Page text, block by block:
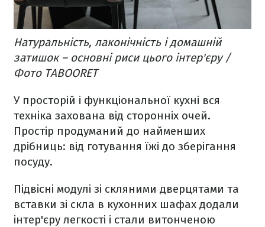
Натуральність, лаконічність і домашній
затишок – основні риси цього інтер'єру /
Фото TABOORET
У просторій і функціональної кухні вся
техніка захована від сторонніх очей.
Простір продуманий до найменших
дрібниць: від готування їжі до зберігання
посуду.
Підвісні модулі зі скляними дверцятами та
вставки зі скла в кухонних шафах додали
інтер'єру легкості і стали витонченою